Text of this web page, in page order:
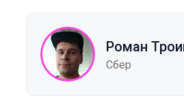
Роман
Сбер